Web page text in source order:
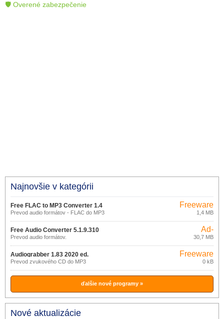
🛡 Overené zabezpečenie
Najnovšie v kategórii
Free FLAC to MP3 Converter 1.4
Prevod audio formátov - FLAC do MP3
Freeware
1,4 MB
Free Audio Converter 5.1.9.310
Prevod audio formátov.
Ad-
supported
30,7 MB
Audiograbber 1.83 2020 ed.
Prevod zvukového CD do MP3
Freeware
0 kB
ďalšie nové programy »
Nové aktualizácie